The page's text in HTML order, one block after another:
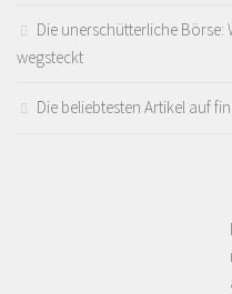
Die unerschütterliche Börse:
wegsteckt
Die beliebtesten Artikel auf